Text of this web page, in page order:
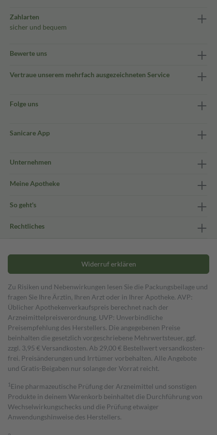
Zahlarten
sicher und bequem
Bewerte uns
Vertraue unserem mehrfach ausgezeichneten Service
Folge uns
Sanicare App
Unternehmen
Meine Apotheke
So geht's
Rechtliches
Widerruf erklären
Zu Risiken und Nebenwirkungen lesen Sie die Packungsbeilage und
fragen Sie Ihre Ärztin, Ihren Arzt oder in Ihrer Apotheke. AVP:
Üblicher Apothekenverkaufspreis berechnet nach der
Arzneimittelpreisverordnung. UVP: Unverbindliche
Preisempfehlung des Herstellers. Die angegebenen Preise
beinhalten die gesetzlich vorgeschriebene Mehrwertsteuer, ggf.
zzgl. 3,95 € Versandkosten. Ab 29,00 € Bestell­wert versand­kosten­
frei. Preisänderungen und Irrtümer vorbehalten. Alle Angebote
und Gratis-Beigaben nur solange der Vorrat reicht.
1 Eine pharmazeutische Prüfung der Arzneimittel und sonstigen
Produkte in deinem Warenkorb beinhaltet die Durchführung von
Wechselwirkungschecks und die Prüfung etwaiger
Anwendungshinweise des Herstellers.